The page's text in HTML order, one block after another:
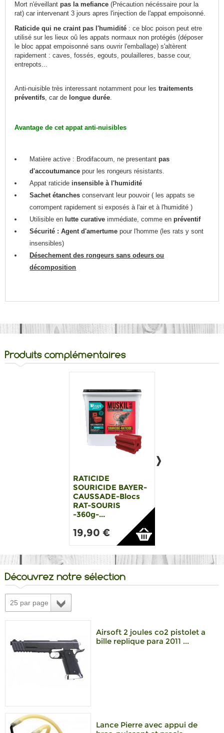
Mort n'éveillantpas la mefiance (Précaution nécéssaire pour la
rat) car intervenant 3 jours apres l'injection de l'appat empoisonné.
Raticide qui ne craint pas l'humidité : ce bloc poison peut etre
utilisé sur les lieux oû les appats normaux non protégés (déposer
le bloc appat empoisonné sans ouvrir l'emballage) s'altèrent
rapidement : caves, fossés, egouts, poulailleres, basse cour,
entrepots...
Anti-nuisible très interessant notamment pour lestraitements
préventifs, car de longue durée.
Avantage de cet appat anti-nuisibles
Matière active : Brodifacoum, ne presentantpas
d'accoutumance pour les rongeurs résistants.
Appat raticide insensible à l'humidité
Sachet étanches conservant leur pouvoir ( les appats se
corrompent rapidement si exposés à l'air et à l'humidité )
Utilisible en lutte curative immédiate, comme enpréventif
Sécurité : Agent d'amertume pour l'homme (les rats y sont
insensibles)
Désechement des rongeurs sans odeurs ou
décomposition
Produits complémentaires
RATICIDE
SOURICIDE BAYER-
CAUSSADE-Blocs
RAT-SOURIS
-360g-...
19,90 €
Découvrez notre sélection
25 par page
Airsoft 2 joules co2 pistolet a
bille replique para 2011 ...
Lance Pierre avec appui de